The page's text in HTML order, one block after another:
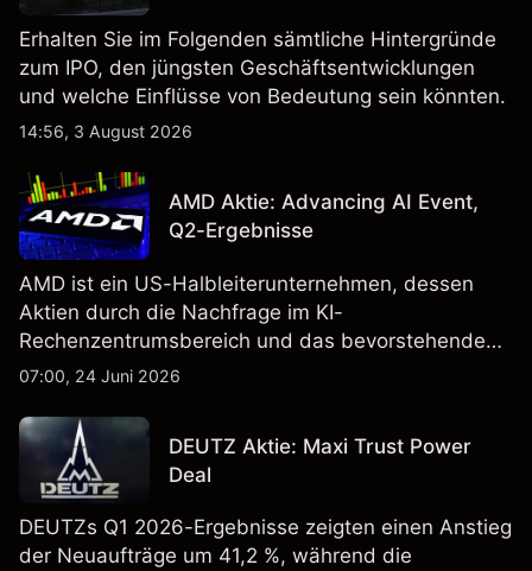
Erhalten Sie im Folgenden sämtliche Hintergründe
zum IPO, den jüngsten Geschäftsentwicklungen
und welche Einflüsse von Bedeutung sein könnten.
14:56, 3 August 2026
AMD Aktie: Advancing AI Event,
Q2-Ergebnisse
AMD ist ein US-Halbleiterunternehmen, dessen
Aktien durch die Nachfrage im KI-
Rechenzentrumsbereich und das bevorstehende
„Advancing AI 2026"-Event im Juli Aufmerksamkeit
Vergangenheit ist kein verlässlicher Indikator für
zukünftige Ergebnisse.
07:00, 24 Juni 2026
DEUTZ Aktie: Maxi Trust Power
Deal
DEUTZs Q1 2026-Ergebnisse zeigten einen Anstieg
der Neuaufträge um 41,2 %, während die